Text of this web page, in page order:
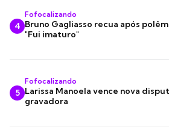
4
Fofocalizando
Bruno Gagliasso recua após
"Fui imaturo"
5
Fofocalizando
Larissa Manoela vence nova
gravadora